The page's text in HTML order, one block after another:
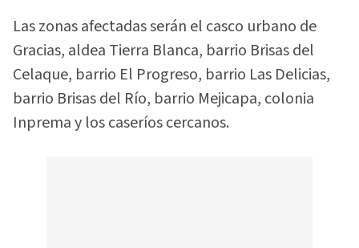
Las zonas afectadas serán el casco urbano de
Gracias, aldea Tierra Blanca, barrio Brisas del
Celaque, barrio El Progreso, barrio Las Delicias,
barrio Brisas del Río, barrio Mejicapa, colonia
Inprema y los caseríos cercanos.